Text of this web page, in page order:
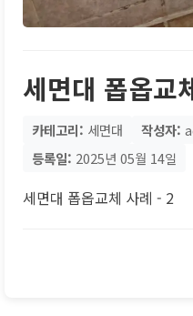
세면대 폽옵교
카테고리: 세면대 작성자:
등록일: 2025년 05월 14일
세면대 폽옵교체 사례 - 2